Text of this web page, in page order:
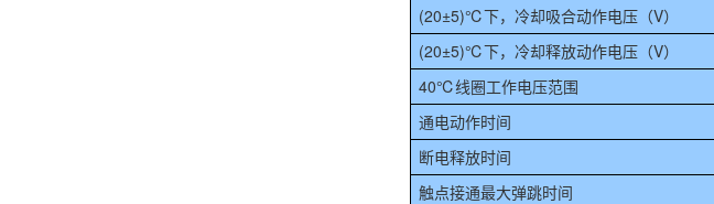
(20±5)℃下，冷却吸合动作电压（V）
(20±5)℃下，冷却释放动作电压（V）
40℃线圈工作电压范围
通电动作时间
断电释放时间
触点接通最大弹跳时间